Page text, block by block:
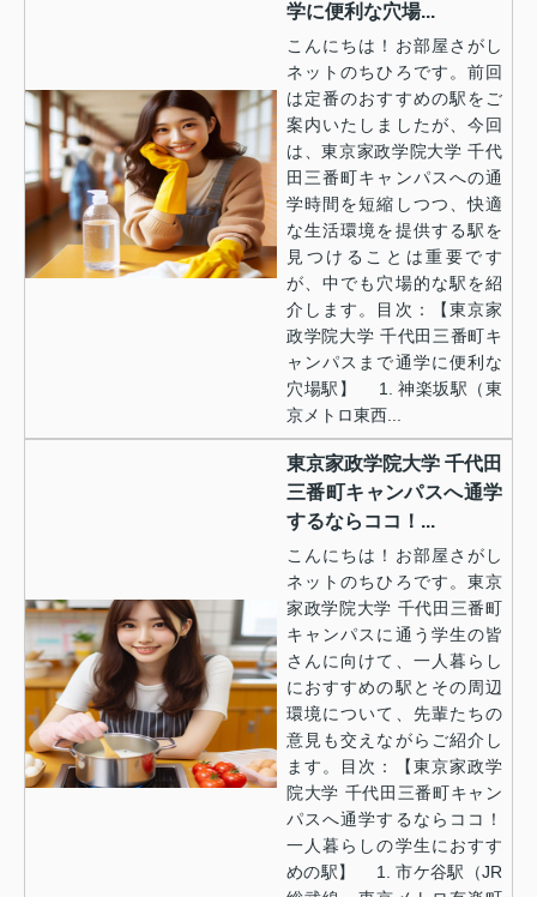
学に便利な穴場...
こんにちは！お部屋さがし
ネットのちひろです。前回
は定番のおすすめの駅をご
案内いたしましたが、今回
は、東京家政学院大学 千代
田三番町キャンパスへの通
学時間を短縮しつつ、快適
な生活環境を提供する駅を
見つけることは重要です
が、中でも穴場的な駅を紹
介します。目次：【東京家
政学院大学 千代田三番町キ
ャンパスまで通学に便利な
穴場駅】 1. 神楽坂駅（東
京メトロ東西...
東京家政学院大学 千代田
三番町キャンパスへ通学
するならココ！...
こんにちは！お部屋さがし
ネットのちひろです。東京
家政学院大学 千代田三番町
キャンパスに通う学生の皆
さんに向けて、一人暮らし
におすすめの駅とその周辺
環境について、先輩たちの
意見も交えながらご紹介し
ます。目次：【東京家政学
院大学 千代田三番町キャン
パスへ通学するならココ！
一人暮らしの学生におすす
めの駅】 1. 市ケ谷駅（JR